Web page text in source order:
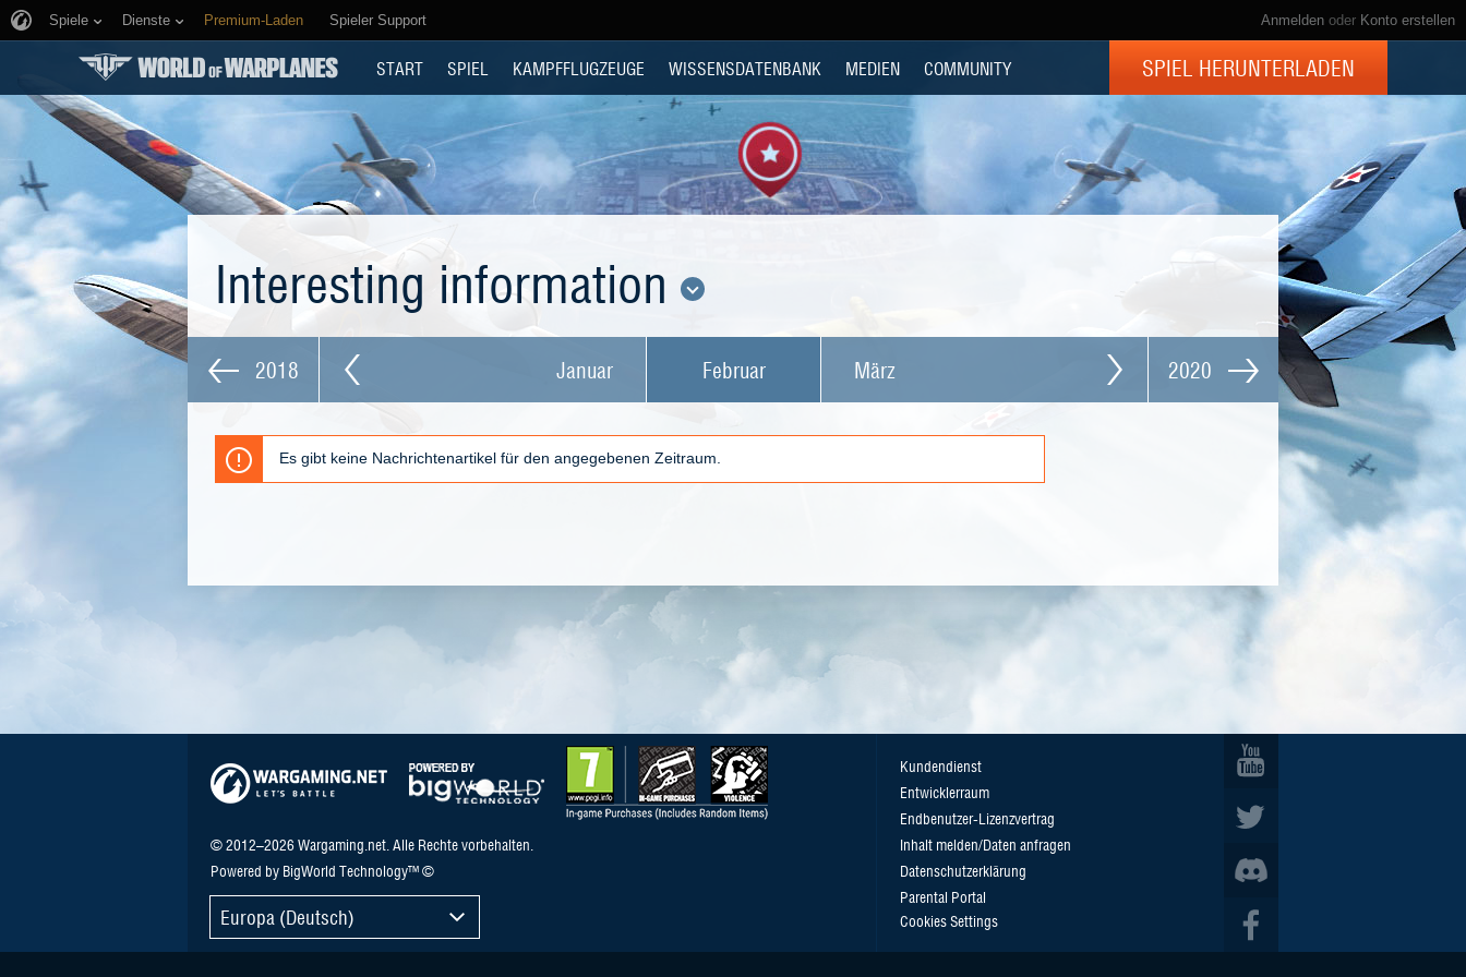
Anmelden oder Konto erstellen
Spiele Dienste Premium-Laden Spieler Support
START SPIEL KAMPFFLUGZEUGE WISSENSDATENBANK MEDIEN COMMUNITY SPIEL HERUNTERLADEN
Interesting information
2018 Januar Februar März 2020
Es gibt keine Nachrichtenartikel für den angegebenen Zeitraum.
© 2012–2026 Wargaming.net. Alle Rechte vorbehalten.
Powered by BigWorld Technology™ ©
Europa (Deutsch)
Kundendienst
Entwicklerraum
Endbenutzer-Lizenzvertrag
Inhalt melden/Daten anfragen
Datenschutzerklärung
Parental Portal
Cookies Settings